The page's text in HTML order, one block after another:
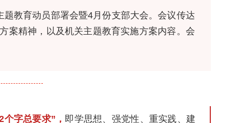
教育动员部署会暨4月份支部大会。会议传达
案精神，以及机关主题教育实施方案内容。会
字总要求”， 即学思想、强党性、重实践、建